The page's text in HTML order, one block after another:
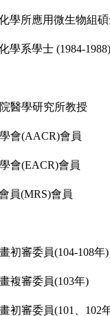
學所應用微生物組
學系學士 (1984-1988)
醫學研究所教授
會(AACR)會員
會(EACR)會員
員(MRS)會員
初審委員(104-108年)
複審委員(103年)
初審委員(101 102